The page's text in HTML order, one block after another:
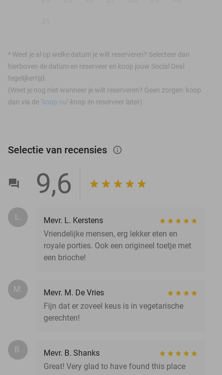
* Weet je al op welke datum je wilt reserveren? Selecteer dan
hierboven de datum en reserveer en koop jouw Social Deal
tegelijkertijd.
(Weet je nog niet wanneer je wilt reserveren? Geen zorgen: koop
dan via de ‘koop nu’-knop én reserveer later)
Selectie van recensies info_outlined
9,6
L.
Mevr. L. Kerstens
Vriendelijke mensen, erg lekker eten en
royale porties. Ook een origineel toetje met
een brioche!
M.
Mevr. M. De Vries
Fijn dat er zoveel keus is in vegetarische
gerechten!
B.
Mevr. B. Shanks
Great! Very glad to have found this place